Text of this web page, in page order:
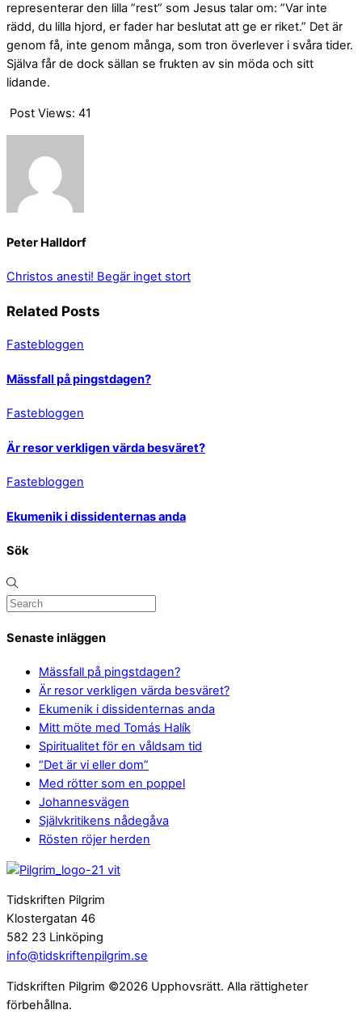
representerar den lilla ”rest” som Jesus talar om: ”Var inte
rädd, du lilla hjord, er fader har beslutat att ge er riket.” Det är
genom få, inte genom många, som tron överlever i svåra tider.
Själva får de dock sällan se frukten av sin möda och sitt
lidande.
Post Views: 41
Peter Halldorf
Christos anesti! Begär inget stort
Related Posts
Fastebloggen
Mässfall på pingstdagen?
Fastebloggen
Är resor verkligen värda besväret?
Fastebloggen
Ekumenik i dissidenternas anda
Sök
Senaste inläggen
Mässfall på pingstdagen?
Är resor verkligen värda besväret?
Ekumenik i dissidenternas anda
Mitt möte med Tomás Halík
Spiritualitet för en våldsam tid
“Det är vi eller dom”
Med rötter som en poppel
Johannesvägen
Självkritikens nådegåva
Rösten röjer herden
Tidskriften Pilgrim
Klostergatan 46
582 23 Linköping
info@tidskriftenpilgrim.se
Tidskriften Pilgrim ©2026 Upphovsrätt. Alla rättigheter
förbehållna.